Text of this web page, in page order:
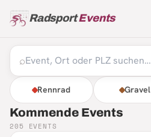
RadsportEvents
⌕
Rennrad Gravel
Kommende Events
205 EVENTS